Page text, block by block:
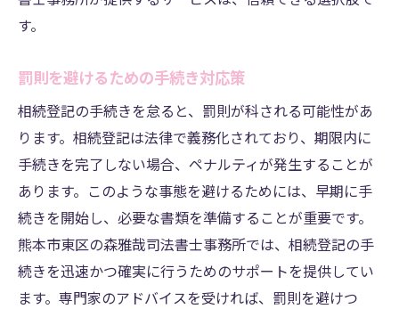
す。
罰則を避けるための手続き対応策
相続登記の手続きを怠ると、罰則が科される可能性があ
ります。相続登記は法律で義務化されており、期限内に
手続きを完了しない場合、ペナルティが発生することが
あります。このような事態を避けるためには、早期に手
続きを開始し、必要な書類を準備することが重要です。
熊本市東区の森雅哉司法書士事務所では、相続登記の手
続きを迅速かつ確実に行うためのサポートを提供してい
ます。専門家のアドバイスを受ければ、罰則を避けつ